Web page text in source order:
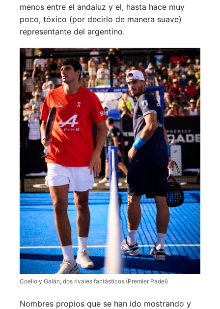
menos entre el andaluz y el, hasta hace muy
poco, tóxico (por decirlo de manera suave)
representante del argentino.
Coello y Galán, dos rivales fantásticos (Premier Padel)
Nombres propios que se han ido mostrando y